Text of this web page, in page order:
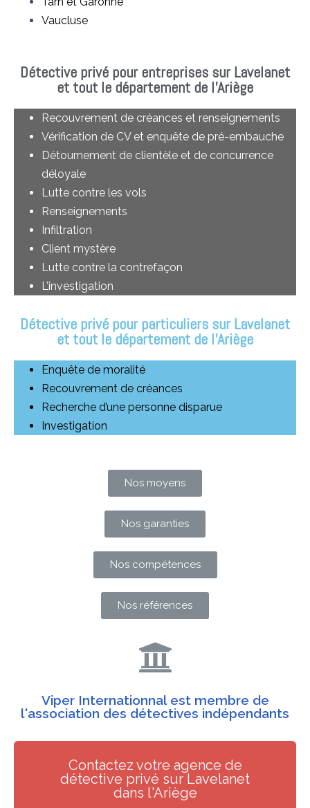
Vaucluse
Détective privé pour entreprises sur Lavelanet
et tout le département de l'Ariège
Recouvrement de créances et renseignements
Vérification de CV et enquête de pré-embauche
Détournement de clientèle et de concurrence
déloyale
Lutte contre les vols
Renseignements
Infiltration
Client mystère
Lutte contre la contrefaçon
L’investigation
Détective privé pour particuliers sur Lavelanet
et tout le département de l'Ariège
Enquête de moralité
Recouvrement de créances
Recherche d’une personne disparue
Investigation
Nos moyens
Nos garanties
Nos compétences
Nos références
Viper Internationnal est membre de
l'association des détectives indépendants
Contactez votre agence de
détective privé sur Lavelanet
dans l'Ariège